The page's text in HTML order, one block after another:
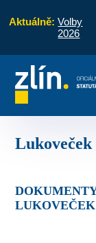
Aktuálně: Volby
2026
vyřídit
Lukoveček
DOKUMENTY KE STAŽENÍ ZE SLOŽKY
LUKOVEČEK